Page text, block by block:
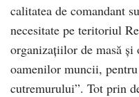
calitatea de comandant
necesitate pe teritoriul
organizaţiilor de masă
oamenilor muncii,
cutremurului”. Tot prin